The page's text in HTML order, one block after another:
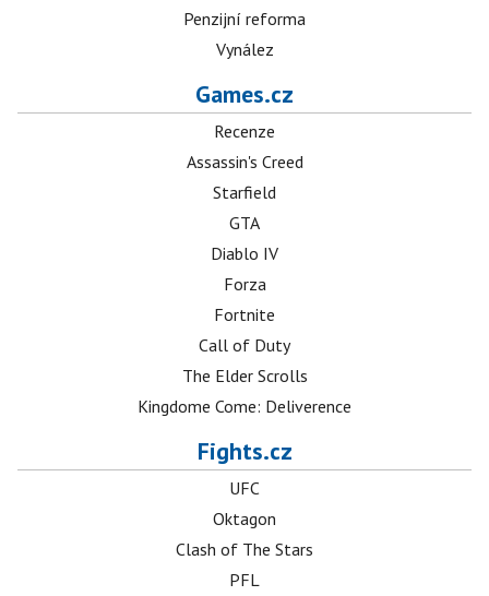
Penzijní reforma
Vynález
Games.cz
Recenze
Assassin's Creed
Starfield
GTA
Diablo IV
Forza
Fortnite
Call of Duty
The Elder Scrolls
Kingdome Come: Deliverence
Fights.cz
UFC
Oktagon
Clash of The Stars
PFL